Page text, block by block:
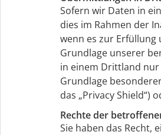
Sofern wir Daten in
dies im Rahmen der
wenn es zur
Grundlage unserer
in einem Drittland nur
Grundlage
das „Privacy
Rechte der
Sie haben das Recht,